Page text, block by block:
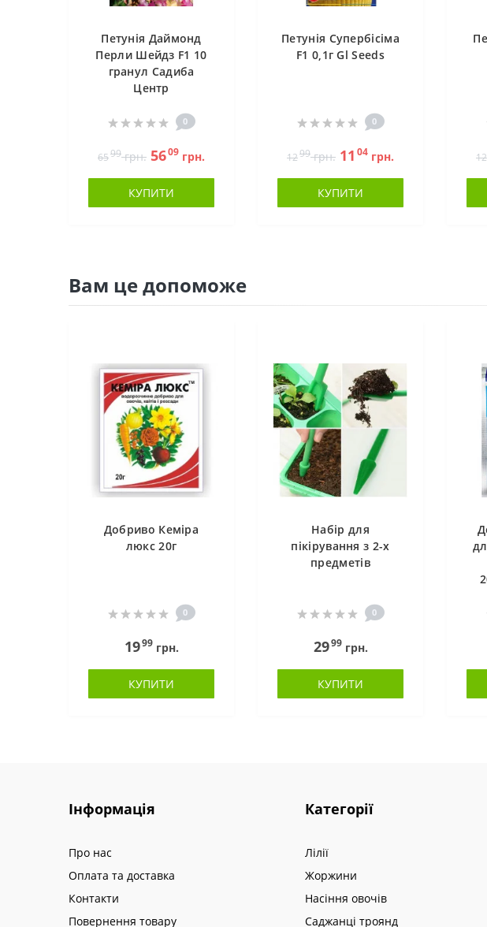
Петунія Даймонд
Перли Шейдз F1 10
гранул Садиба
Центр
0
6599грн. 5609 грн.
КУПИТИ
Петунія Супербісіма
F1 0,1г Gl Seeds
0
1299грн. 11 04 грн.
КУПИТИ
12
Вам це допоможе
Добриво Кеміра
люкс 20г
0
1999грн.
КУПИТИ
Набір для
пікірування з 2-х
предметів
0
2999грн.
КУПИТИ
Інформація
Про нас
Оплата та доставка
Контакти
Повернення товару
Категорії
Лілії
Жоржини
Насіння овочів
Саджанці троянд